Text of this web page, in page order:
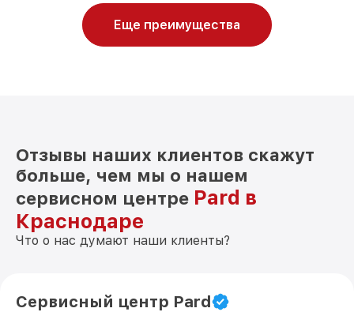
Еще преимущества
Отзывы наших клиентов скажут
больше, чем мы о нашем
сервисном центре Pard в
Краснодаре
Что о нас думают наши клиенты?
Сервисный центр Pard